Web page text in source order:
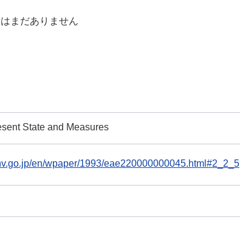
まだありません
State and Measures
en/wpaper/1993/eae220000000045.html#2_2_5